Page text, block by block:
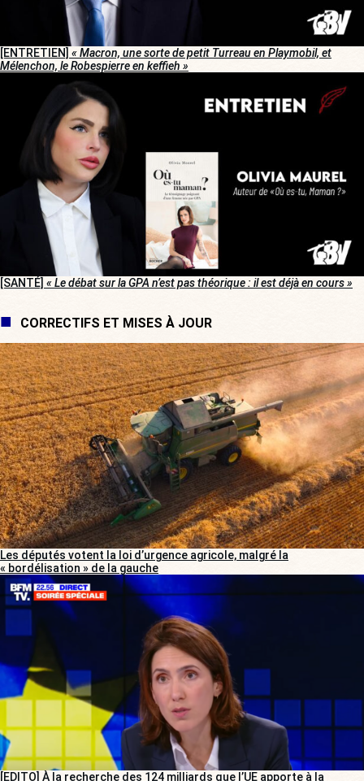
[ENTRETIEN] « Macron, une sorte de petit Turreau en Playmobil, et
Mélenchon, le Robespierre en keffieh »
[SANTÉ] « Le débat sur la GPA n’est pas théorique : il est déjà en cours »
CORRECTIFS ET MISES À JOUR
Les députés votent la loi d’urgence agricole, malgré la
« bordélisation » de la gauche
[EDITO] À la recherche des 124 milliards que l’UE apporte à la